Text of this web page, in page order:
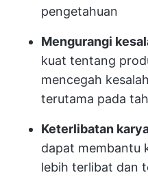
pengetahuan
Mengurangi
kuat tentang
mencegah
terutama pada
Keterlibatan
dapat membantu
lebih terlibat dan